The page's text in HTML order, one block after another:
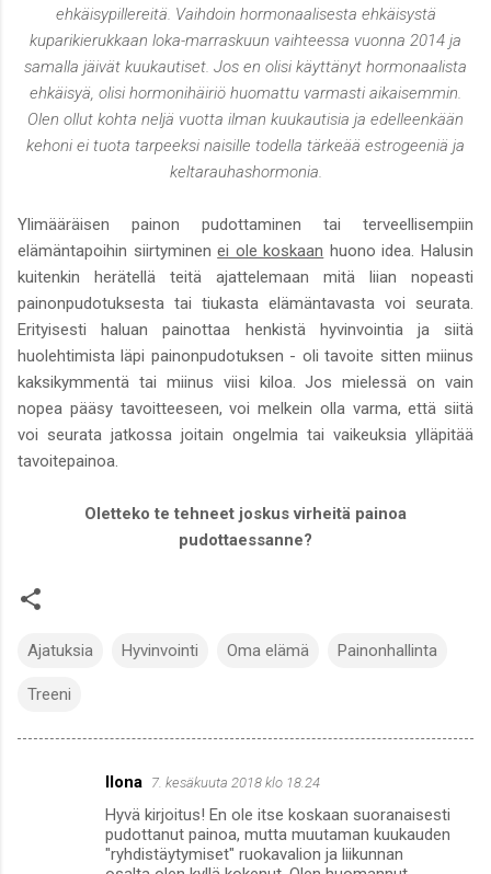
ehkäisypillereitä. Vaihdoin hormonaalisesta ehkäisystä
kuparikierukkaan loka-marraskuun vaihteessa vuonna 2014 ja
samalla jäivät kuukautiset. Jos en olisi käyttänyt hormonaalista
ehkäisyä, olisi hormonihäiriö huomattu varmasti aikaisemmin.
Olen ollut kohta neljä vuotta ilman kuukautisia ja edelleenkään
kehoni ei tuota tarpeeksi naisille todella tärkeää estrogeeniä ja
keltarauhashormonia.
Ylimääräisen painon pudottaminen tai terveellisempiin
elämäntapoihin siirtyminenei ole koskaan huono idea. Halusin
kuitenkin herätellä teitä ajattelemaan mitä liian nopeasti
painonpudotuksesta tai tiukasta elämäntavasta voi seurata.
Erityisesti haluan painottaa henkistä hyvinvointia ja siitä
huolehtimista läpi painonpudotuksen - oli tavoite sitten miinus
kaksikymmentä tai miinus viisi kiloa. Jos mielessä on vain
nopea pääsy tavoitteeseen, voi melkein olla varma, että siitä
voi seurata jatkossa joitain ongelmia tai vaikeuksia ylläpitää
tavoitepainoa.
Oletteko te tehneet joskus virheitä painoa
pudottaessanne?
Ajatuksia Hyvinvointi Oma elämä Painonhallinta
Treeni
Ilona 7. kesäkuuta 2018 klo 18.24
Hyvä kirjoitus! En ole itse koskaan suoranaisesti
pudottanut painoa, mutta muutaman kuukauden
"ryhdistäytymiset" ruokavalion ja liikunnan